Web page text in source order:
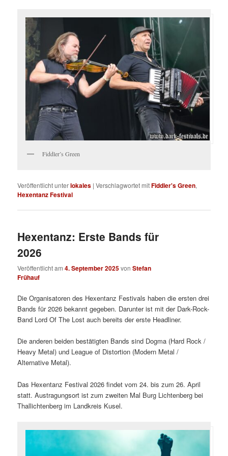
Fiddler’s Green
Veröffentlicht unterlokales |Verschlagwortet mitFiddler's Green,
Hexentanz Festival
Hexentanz: Erste Bands für
2026
Veröffentlicht am4. September 2025vonStefan
Frühauf
Die Organisatoren des Hexentanz Festivals haben die ersten drei
Bands für 2026 bekannt gegeben. Darunter ist mit der Dark-Rock-
Band Lord Of The Lost auch bereits der erste Headliner.
Die anderen beiden bestätigten Bands sind Dogma (Hard Rock /
Heavy Metal) und League of Distortion (Modern Metal /
Alternative Metal).
Das Hexentanz Festival 2026 findet vom 24. bis zum 26. April
statt. Austragungsort ist zum zweiten Mal Burg Lichtenberg bei
Thallichtenberg im Landkreis Kusel.